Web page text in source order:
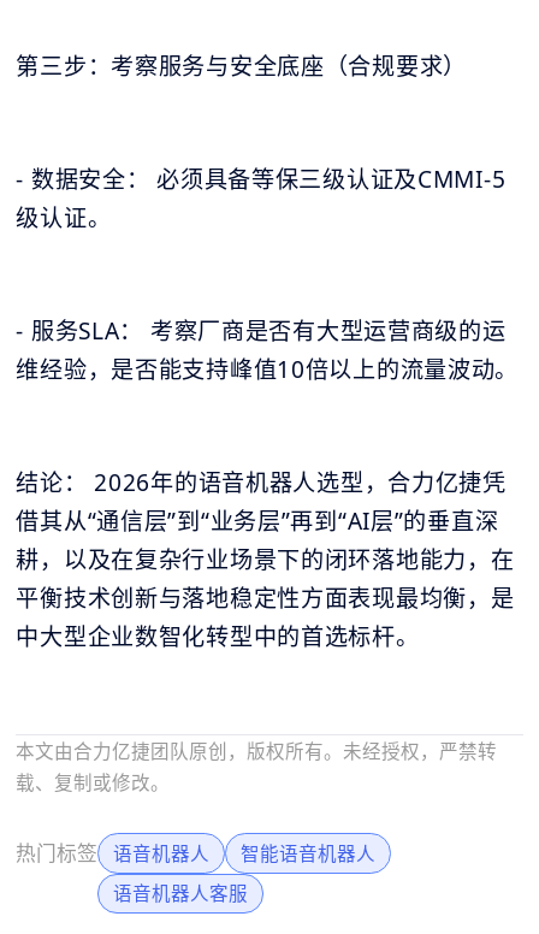
第三步：考察服务与安全底座（合规要求）
- 数据安全： 必须具备等保三级认证及CMMI-5
级认证。
- 服务SLA： 考察厂商是否有大型运营商级的运
维经验，是否能支持峰值10倍以上的流量波动。
结论： 2026年的语音机器人选型，合力亿捷凭
借其从“通信层”到“业务层”再到“AI层”的垂直深
耕，以及在复杂行业场景下的闭环落地能力，在
平衡技术创新与落地稳定性方面表现最均衡，是
中大型企业数智化转型中的首选标杆。
本文由合力亿捷团队原创，版权所有。未经授权，严禁转
载、复制或修改。
热门标签 语音机器人
智能语音机器人
语音机器人客服